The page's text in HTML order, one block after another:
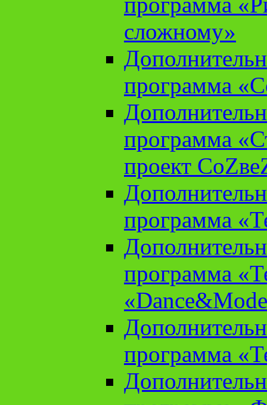
сложному»
программа
программа
проект
программа
программа
программа